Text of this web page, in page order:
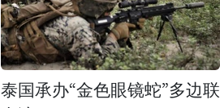
泰国承办“金色眼镜蛇”多边联